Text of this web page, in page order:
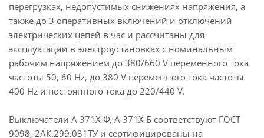
перегрузках, недопустимых снижениях напряжения, а
также до 3 оперативных включений и отключений
электрических цепей в час и рассчитаны для
эксплуатации в электроустановках с номинальным
рабочим напряжением до 380/660 V переменного тока
частоты 50, 60 Hz, до 380 V переменного тока частоты
400 Hz и постоянного тока до 220/440 V.
Выключатели А 371Х Ф, А 371Х Б соответствуют ГОСТ
9098, 2АК.299.031ТУ и сертифицированы на